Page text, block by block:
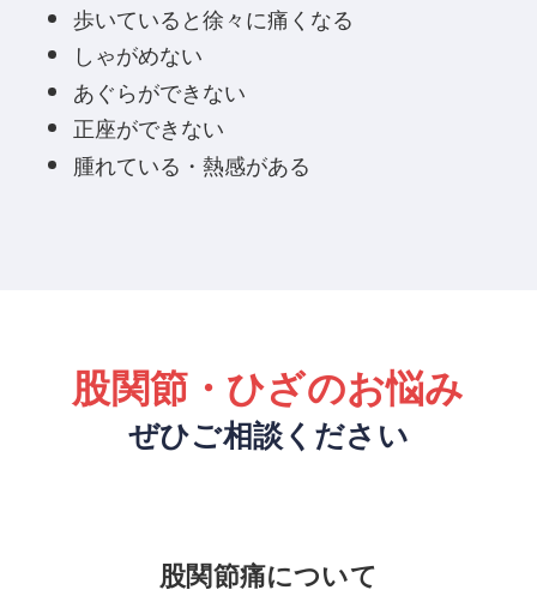
歩いていると徐々に痛くなる
しゃがめない
あぐらができない
正座ができない
腫れている・熱感がある
股関節・ひざのお悩み
ぜひご相談ください
股関節痛について